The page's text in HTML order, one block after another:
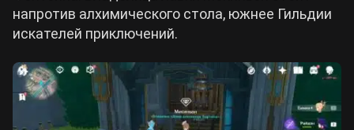
напротив алхимического стола, южнее Гильдии
искателей приключений.